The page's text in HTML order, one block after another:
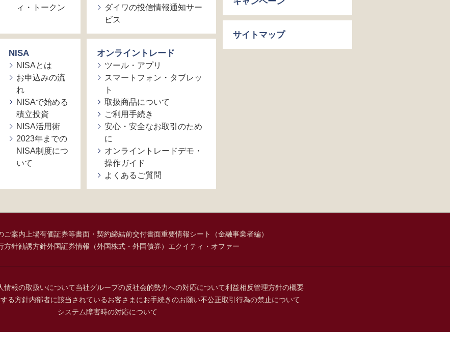
ィ・トークン
NISA
NISAとは
お申込みの流
れ
NISAで始める
積立投資
NISA活用術
2023年までの
NISA制度につ
いて
ダイワの投信情報通知サー
ビス
オンライントレード
ツール・アプリ
スマートフォン・タブレッ
ト
取扱商品について
ご利用手続き
安心・安全なお取引のため
に
オンライントレードデモ・
操作ガイド
よくあるご質問
サイトマップ
ご案内 上場有価証券等書面・契約締結前交付書面重要情報シート（金融事業者編）
方針勧誘方針外国証券情報（外国株式・外国債券） エクイティ・オファー
情報の取扱いについて当社グループの反社会的勢力への対応について利益相反管理方針の概要
る方針内部者に該当されているお客さまにお手続きのお願い不公正取引行為の禁止について
システム障害時の対応について